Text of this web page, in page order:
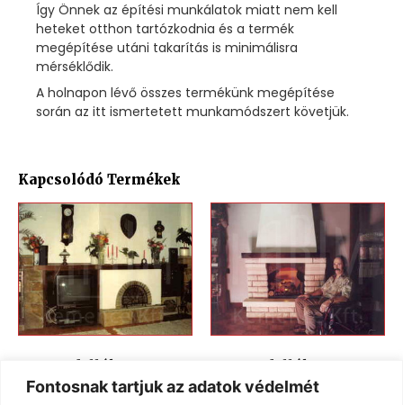
Fontosnak tartjuk az adatok védelmét
Így Önnek az építési munkálatok miatt nem kell
heteket otthon tartózkodnia és a termék
megépítése utáni takarítás is minimálisra
mérséklődik.
A holnapon lévő összes termékünk megépítése
során az itt ismertetett munkamódszert követjük.
Kapcsolódó Termékek
Kandallók KK-04 Kandallók KK-02